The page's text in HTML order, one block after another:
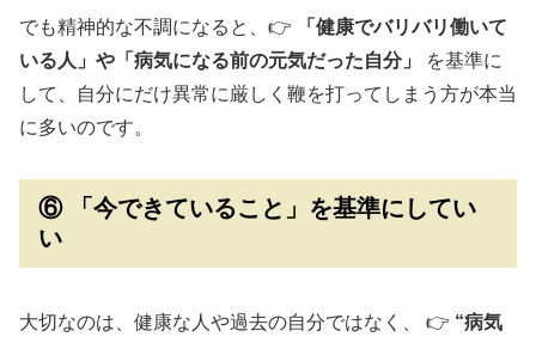
でも精神的な不調になると、👉
「健康でバリバリ働いて
いる人」や「病気になる前の元気だった自分」
を基準に
して、自分にだけ異常に厳しく鞭を打ってしまう方が本当
に多いのです。
⑥ 「今できていること」を基準にしてい
い
大切なのは、健康な人や過去の自分ではなく、 👉 “病気